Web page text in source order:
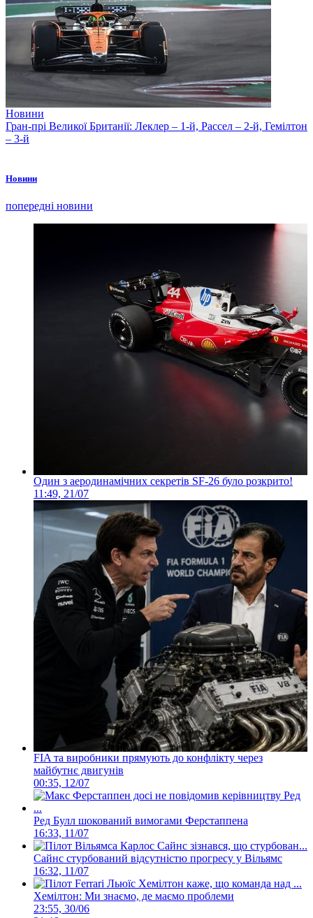
Новини
Гран-прі Великої Британії: Леклер – 1-й, Рассел – 2-й, Гемілтон
– 3-й
Новини
попередні новини
Один з аеродинамічних секретів SF-26 було розкрито!
11:49, 21/07
FIA та виробники прямують до конфлікту через
майбутнє двигунів
00:35, 12/07
Ред Булл шокований вимогами Ферстаппена
16:33, 11/07
Сайнс стурбований відсутністю прогресу у Вільямс
16:32, 11/07
Хемілтон: Ми знаємо, де маємо проблеми
23:55, 30/06